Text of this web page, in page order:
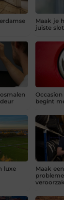
Maak je
juiste
begint
luxe
Maak